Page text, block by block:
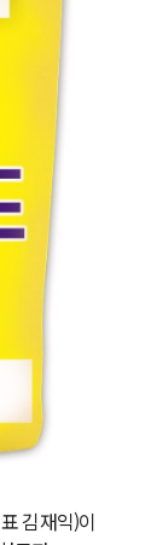
김재익)이